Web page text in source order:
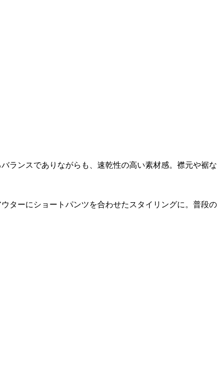
ランスでありながらも、速乾性の高い素材感。襟元や裾な
ターにショートパンツを合わせたスタイリングに。普段の